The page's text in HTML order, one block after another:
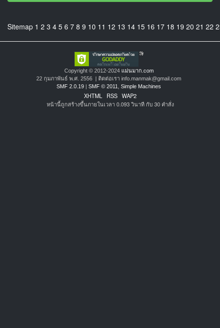
Sitemap 1 2 3 4 5 6 7 8 9 10 11 12 13 14 15 16 17 18 19 20 21 22
Copyright © 2012-2024 แม่นมาก.com
22 กุมภาพันธ์ พ.ศ. 2556 | ติดต่อเรา info.manmak@gmail.com
SMF 2.0.19
SMF © 2011 Simple Machines
XHTML RSS WAP2
หน้านี้ถูกสร้างขึ้นภายในเวลา 0.093 วินาที กับ 30 คำสั่ง